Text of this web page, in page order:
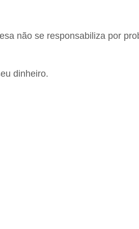
não se responsabiliza por
dinheiro.